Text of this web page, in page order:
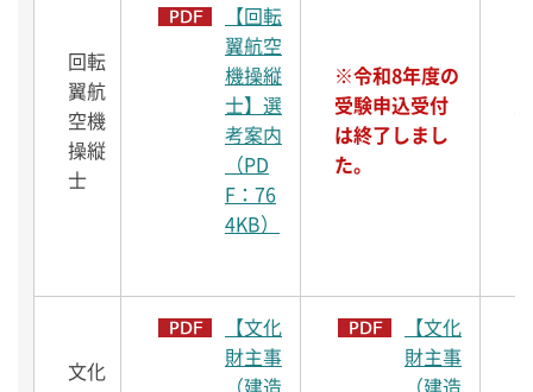
回転
翼航
空機
操縦
士
【回転
翼航空
機操縦
士】選
考案内
（PD
F：76
4KB）
※令和8年度の
受験申込受付
は終了しまし
た。
文化
【文化
財主事
（建造
【文化
財主事
（建造